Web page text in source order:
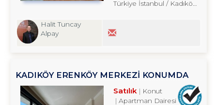
Halit Tuncay
Alpay
KADIKÖY ERENKÖY MERKEZİ KONUMDA
GENİŞ 3+1 BALKONLU SATILIK DAİRE
TROYKADAN
Satılık
Konut
Apartman Dairesi